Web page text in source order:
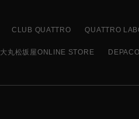
CLUB QUATTRO QUATTRO
大丸松坂屋ONLINE STORE DEPACO